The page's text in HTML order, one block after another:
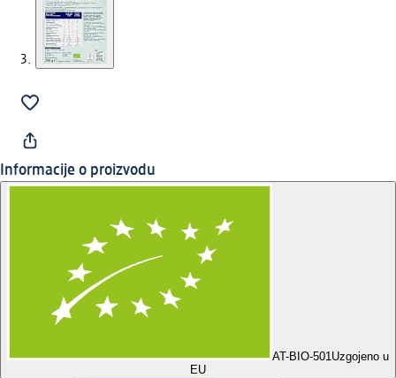
Informacije o proizvodu
AT-BIO-501Uzgojeno u
EU